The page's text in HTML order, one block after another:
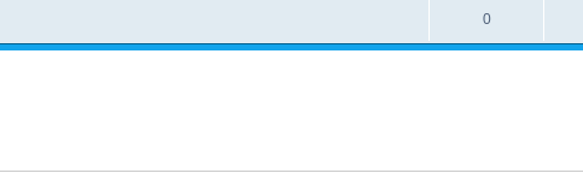
s
s
o
n
0R
é
s